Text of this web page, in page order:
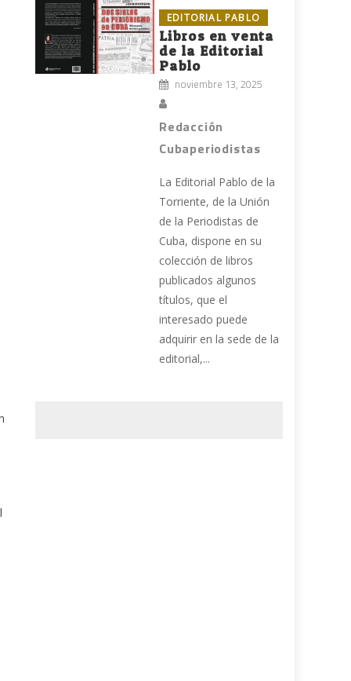
EDITORIAL PABLO
Libros en venta
de la Editorial
Pablo
noviembre 13, 2025
Redacción
Cubaperiodistas
La Editorial Pablo de la
Torriente, de la Unión
de la Periodistas de
Cuba, dispone en su
colección de libros
publicados algunos
títulos, que el
interesado puede
adquirir en la sede de la
editorial,...